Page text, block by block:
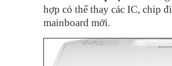
hợp có thể thay các IC, chip
mainboard mới.